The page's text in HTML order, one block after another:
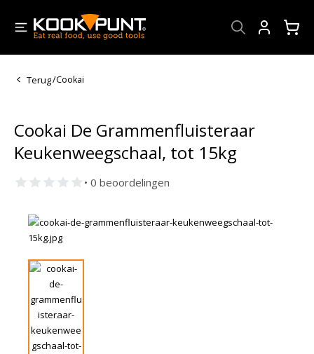
Terug/Cookai
Cookai De Grammenfluisteraar
Keukenweegschaal, tot 15kg
• 0 beoordelingen